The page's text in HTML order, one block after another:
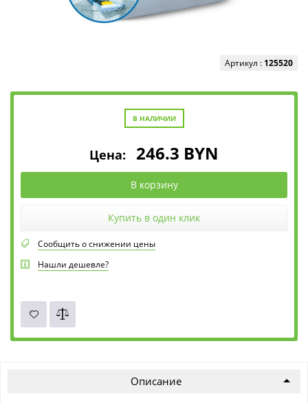
Артикул : 125520
В НАЛИЧИИ
Цена: 246.3 BYN
В корзину
Купить в один клик
Сообщить о снижении цены
Нашли дешевле?
Описание